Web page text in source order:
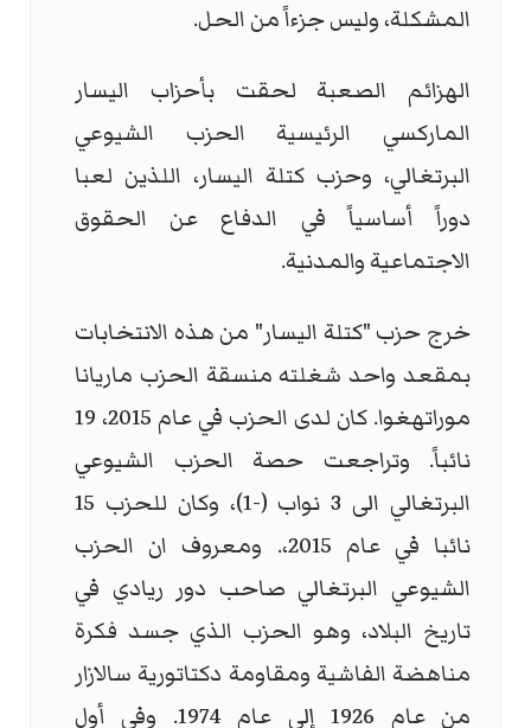
المشكلة، وليس جزءاً من الحل.
الهزائم الصعبة لحقت بأحزاب اليسار
الماركسي الرئيسية الحزب الشيوعي
البرتغالي، وحزب كتلة اليسار، اللذين لعبا
دوراً أساسياً في الدفاع عن الحقوق
الاجتماعية والمدنية.
خرج حزب "كتلة اليسار" من هذه الانتخابات
بمقعد واحد شغلته منسقة الحزب ماريانا
موراتهغوا. كان لدى الحزب في عام 2015، 19
نائباً. وتراجعت حصة الحزب الشيوعي
البرتغالي الى 3 نواب (-1)، وكان للحزب 15
نائبا في عام 2015،. ومعروف ان الحزب
الشيوعي البرتغالي صاحب دور ريادي في
تاريخ البلاد، وهو الحزب الذي جسد فكرة
مناهضة الفاشية ومقاومة دكتاتورية سالازار
من عام 1926 إلى عام 1974. وفي أول